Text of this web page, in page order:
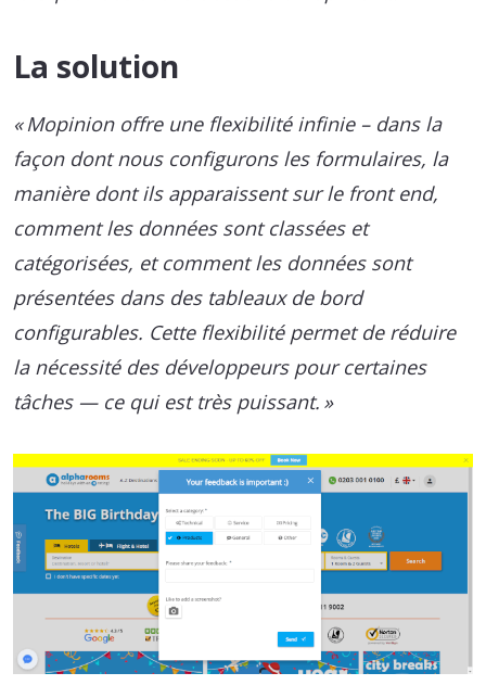
La solution
« Mopinion offre une flexibilité infinie – dans la
façon dont nous configurons les formulaires, la
manière dont ils apparaissent sur le front end,
comment les données sont classées et
catégorisées, et comment les données sont
présentées dans des tableaux de bord
configurables. Cette flexibilité permet de réduire
la nécessité des développeurs pour certaines
tâches — ce qui est très puissant. »